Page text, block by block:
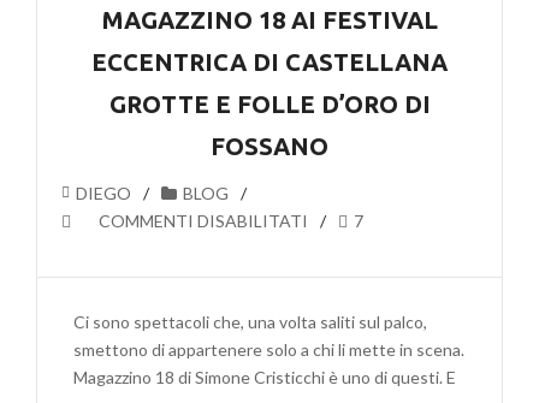
MAGAZZINO 18 AI FESTIVAL
ECCENTRICA DI CASTELLANA
GROTTE E FOLLE D’ORO DI
FOSSANO
DIEGO
BLOG
COMMENTI DISABILITATI
SU
18
FESTIVAL
ECCENTRICA
DI
7
Ci sono spettacoli che, una volta saliti sul palco,
smettono di appartenere solo a chi li mette in scena.
Magazzino 18 di Simone Cristicchi è uno di questi. E